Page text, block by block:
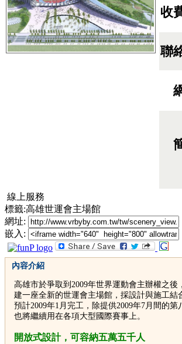
收
聯
線上服務
標籤:高雄世運會主場館
網址:
嵌入:
內容介紹
高雄市於爭取到2009年世界運動會主辦權之
建一座全新的世運會主場館，採設計與施工結
預計2009年1月完工，除提供2009年7月間的
也將繼續用在各項大型國際賽事上。
開放式設計，可容納五萬五千人